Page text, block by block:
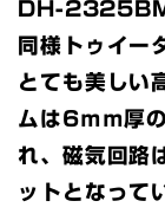
DH-
同様トゥイー
とても美しい
ムは6ｍｍ厚
れ、磁気回路
ットとなって